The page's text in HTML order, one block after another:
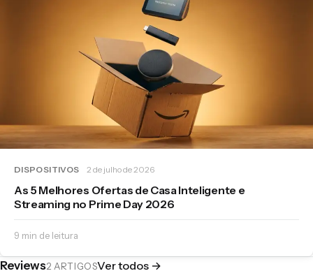
DISPOSITIVOS 2 de julho de 2026
As 5 Melhores Ofertas de Casa Inteligente e
Streaming no Prime Day 2026
9 min de leitura
Reviews2 ARTIGOSVer todos →